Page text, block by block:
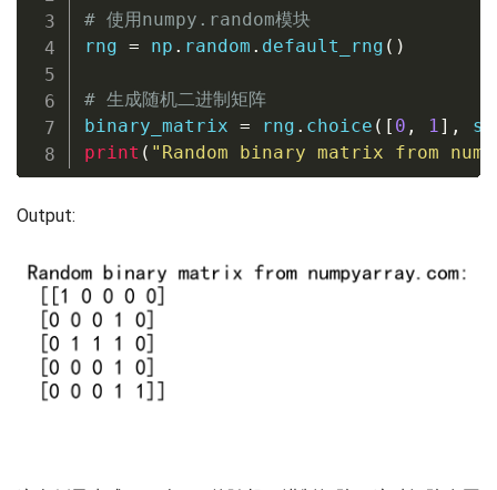
# 使用numpy.random模块
rng = np . random . default_rng ( )
# 生成随机二进制矩阵
binary_matrix = rng . choice ( [ 0 , 1] ,
print ( "Random binary matrix from
Output: